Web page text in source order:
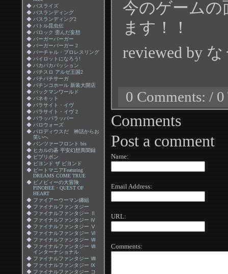
◆ バスライズ
◆ バスランディング
◆ バスランディング2
◆ バトル昆虫伝
◆ バロック 歪んだ妄想
◆ バーガーバーガー
◆ バーガーバーガー 2
◆ バーチャル・プロレスリング
◆ パイロットになろう!
◆ パカパカパッション
◆ パチスロ アルゼ王国2
◆ パチパチサーガ
◆ パチンコホール 新装大開店
◆ パックマンワールド
◆ パネキット
◆ パラサイト・イヴ
◆ パラサイト・イヴ 2
◆ パラッパラッパー
◆ パロウォーズ
◆ パロディウスだ 神話からお
笑いへ
◆ パンツァーフロント bis
◆ ヒカルの碁 平安幻想異聞録
◆ ビブリボン
◆ ビヨンド ザ ビヨンド
◆ ビートマニアFeaturing
DREAMS COME TRUE
◆ ピノビィーの大冒険
PINOBEE・QUEST OF
HEART
◆ ファイアーウーマン纏組
◆ ファイナルファンタジー
◆ ファイナルファンタジー Ⅱ
◆ ファイナルファンタジー Ⅳ
◆ ファイナルファンタジー Ⅴ
◆ ファイナルファンタジー Ⅵ
◆ ファイナルファンタジー Ⅶ
◆ ファイナルファンタジー Ⅶ
インターナショナル
◆ ファイナルファンタジー Ⅷ
◆ ファイナルファンタジー Ⅸ
◆ ファイナルファンタジー コ
今のゲームの
ます！！
reviewed by
0 Comments: / 0
Comments
Post a comment
Name:
Email Address:
URL:
Comments: